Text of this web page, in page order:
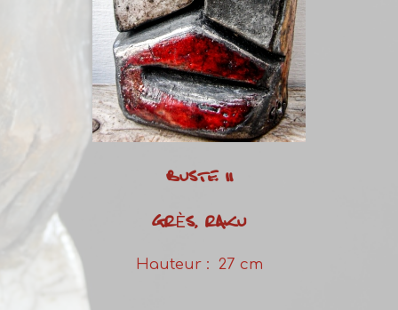
BUSTE 11
GRÈS, RAKU
Hauteur : 27 cm